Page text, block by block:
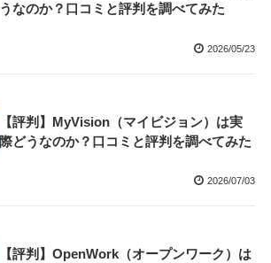
うなのか？口コミと評判を調べてみた
2026/05/23
【評判】MyVision（マイビジョン）は実
際どうなのか？口コミと評判を調べてみた
2026/07/03
【評判】OpenWork（オープンワーク）は